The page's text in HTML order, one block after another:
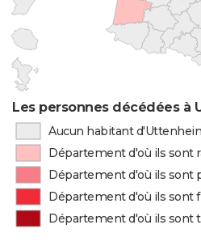
Les personnes décédées à
Aucun habitant
Département d'où ils sont
Département d'où ils sont
Département d'où ils sont
Département d'où ils sont